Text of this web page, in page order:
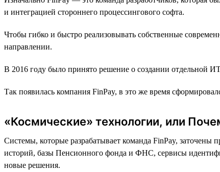
и интеграцией стороннего процессингового софта.
Чтобы гибко и быстро реализовывать собственные
направлении.
В 2016 году было принято решение о создании отдельной
Так появилась компания FinPay, в это же время
«Космические» технологии, или
Cистемы, которые разрабатывает команда FinPay,
историй, базы Пенсионного фонда и ФНС, сервисы
новые решения.